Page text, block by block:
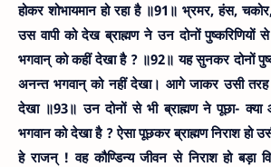
होकर शोभायमान हो रहा है ॥91॥ भ्रमर, हंस, चकोर,
उस वापी को देख ब्राह्मण ने उन दोनों पुष्करिणियों
भगवान् को कहीं देखा है ? ॥92॥ यह सुनकर दोनों
अनन्त भगवान् को नहीं देखा। आगे जाकर उसी
देखा ॥93॥ उन दोनों से भी ब्राह्मण ने पूछा-
भगवान को देखा है ? ऐसा पूछकर ब्राह्मण निराश हो
हे राजन् ! वह कौण्डिन्य जीवन से निराश हो बड़ा